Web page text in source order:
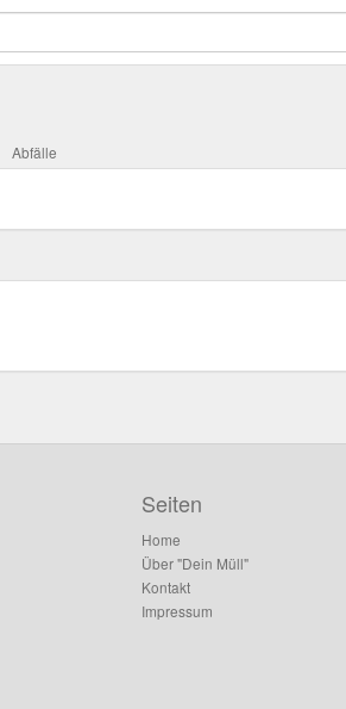
Abfälle
Seiten
Home
Über "Dein Müll"
Kontakt
Impressum